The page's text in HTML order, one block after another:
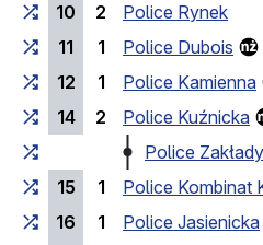
10
2
Police Rynek
11
1
Police Dubois
12
1
Police Kamienna
14
2
Police Kuźnicka
Police
15
1
Police Kombinat
16
1
Police Jasienicka